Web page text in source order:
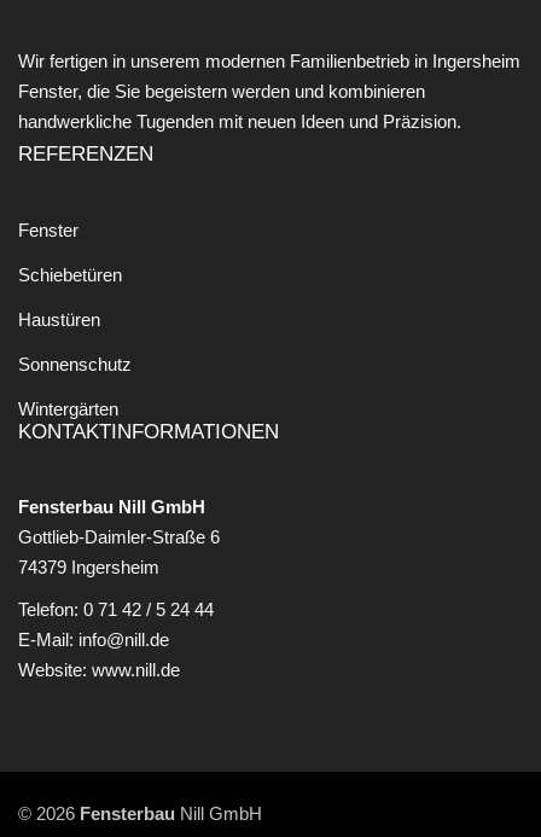
Wir fertigen in unserem modernen Familienbetrieb in Ingersheim
Fenster, die Sie begeistern werden und kombinieren
handwerkliche Tugenden mit neuen Ideen und Präzision.
REFERENZEN
Fenster
Schiebetüren
Haustüren
Sonnenschutz
Wintergärten
KONTAKTINFORMATIONEN
Fensterbau Nill GmbH
Gottlieb-Daimler-Straße 6
74379 Ingersheim
Telefon: 0 71 42 / 5 24 44
E-Mail: info@nill.de
Website: www.nill.de
© 2026 Fensterbau Nill GmbH